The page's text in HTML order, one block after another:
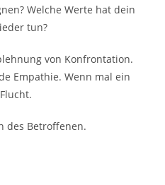
Welche Werte hat dein
tun?
von Konfrontation.
Empathie. Wenn mal ein
des Betroffenen.